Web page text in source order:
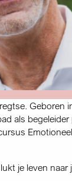
Geboren
als
je leven naar